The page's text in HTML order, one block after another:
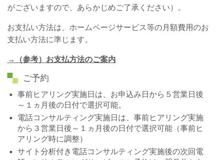
がございますので、あらかじめご了承ください）。
お支払い方法は、ホームページサービス等の月額費用のお
支払い方法に準じます。
→（参考）お支払方法のご案内
ご予約
事前ヒアリング実施日は、お申込み日から５営業日後
～１ヵ月後の日付で選択可能。
電話コンサルティング実施日は、事前ヒアリング実施
から３営業日後～１ヵ月後の日付で選択可能（事前ヒ
アリング時に調整）
サイト分析付き電話コンサルティング実施後の次回電